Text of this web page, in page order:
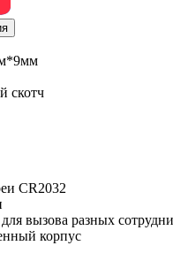
скотч
CR2032
вызова разных
корпус